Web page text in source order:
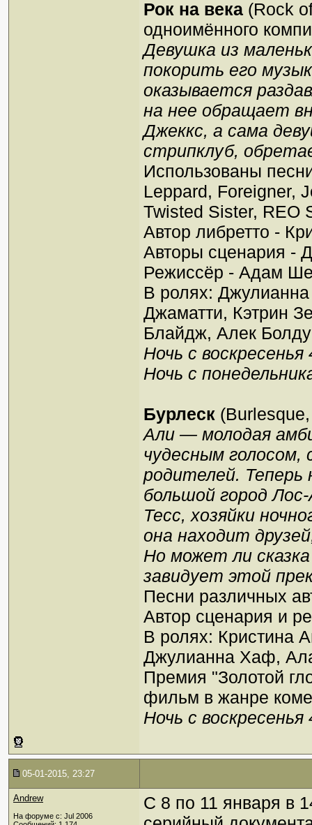
Рок на века (Rock
одноимённого
Девушка из
покорить его
оказывается
на нее обращает
Джеккс, а сама
стрипклуб,
Использованы
Leppard, Foreigner,
Twisted Sister, REO
Автор либретто -
Авторы сценария -
Режиссёр - Адам
В ролях:
Джаматти, Кэтрин
Блайдж, Алек
Ночь с
Ночь с
Бурлеск
Али — молодая
чудесным голосом,
родителей. Теперь
большой город
Тесс, хозяйки
она находит
Но может ли
завидует этой
Песни различных
Автор сценария и
В ролях: Кристина
Джулианна Хаф,
Премия "Золотой
фильм в жанре
Ночь с
05-01-2015, 23:27
Andrew
На форуме с: Jul 2006
С 8 по 11 января в